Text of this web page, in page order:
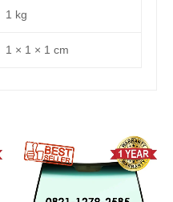
1 kg
1 × 1 × 1 cm